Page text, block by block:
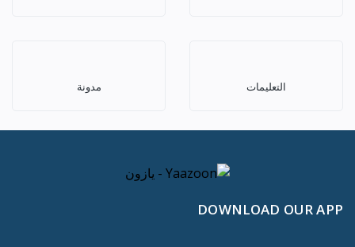
التعليمات مدونة
DOWNLOAD OUR APP